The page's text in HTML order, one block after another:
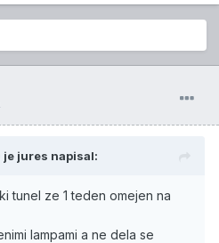
je jures napisal:
tunel ze 1 teden omejen na
lampami a ne dela se